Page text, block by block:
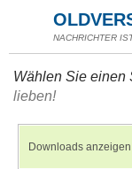
NACHRICHTER
Wählen Sie einen
lieben!
Downloads